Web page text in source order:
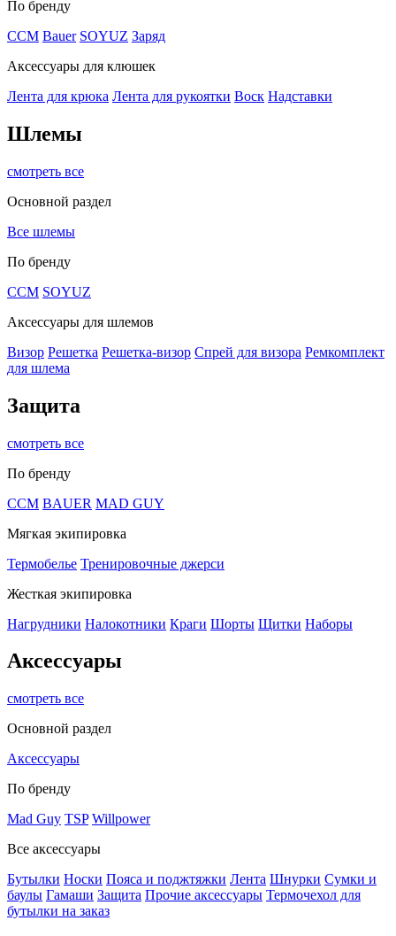
По бренду
CCM Bauer SOYUZ Заряд
Аксессуары для клюшек
Лента для крюка Лента для рукоятки Воск Надставки
Шлемы
смотреть все
Основной раздел
Все шлемы
По бренду
CCM SOYUZ
Аксессуары для шлемов
Визор Решетка Решетка-визор Спрей для визора Ремкомплект
для шлема
Защита
смотреть все
По бренду
CCM BAUER MAD GUY
Мягкая экипировка
Термобелье Тренировочные джерси
Жесткая экипировка
Нагрудники Налокотники Краги Шорты Щитки Наборы
Аксессуары
смотреть все
Основной раздел
Аксессуары
По бренду
Mad Guy TSP Willpower
Все аксессуары
Бутылки Носки Пояса и поджтяжки Лента Шнурки Сумки и
баулы Гамаши Защита Прочие аксессуары Термочехол для
бутылки на заказ